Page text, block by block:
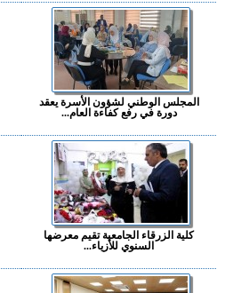
المجلس الوطني لشؤون الأسرة يعقد
دورة في رفع كفاءة العام...
كلية الزرقاء الجامعية تقيم معرضها
السنوي للأزياء...